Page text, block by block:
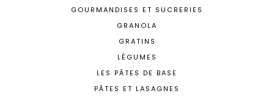
GOURMANDISES ET SUCRERIES
GRANOLA
GRATINS
LÉGUMES
LES PÂTES DE BASE
PÂTES ET LASAGNES